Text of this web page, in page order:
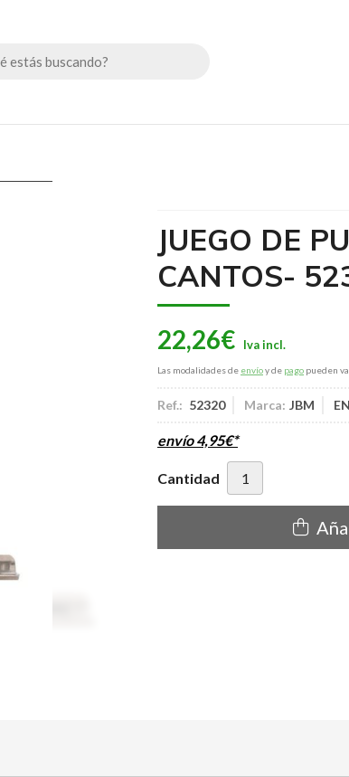
JUEGO DE
CANTOS-
22,26€
Las modalidades de envíoy de pago pueden
Ref.: 52320 Marca: JBM
envío4,95€*
Cantidad